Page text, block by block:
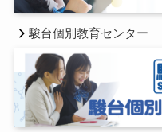
駿台個別教育センター